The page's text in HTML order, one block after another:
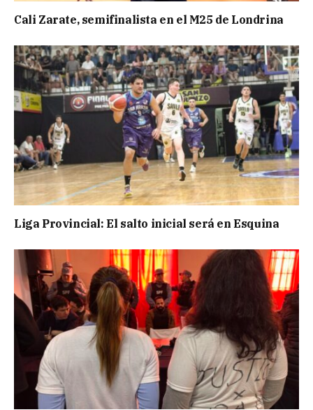
Cali Zarate, semifinalista en el M25 de Londrina
Liga Provincial: El salto inicial será en Esquina